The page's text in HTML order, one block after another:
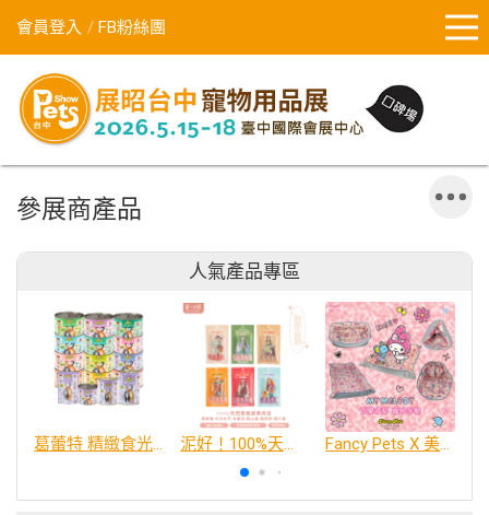
會員登入 FB粉絲團
參展商產品
人氣產品專區
葛蕾特 精緻食光 主食貓罐、貓餐包 泥好！100%天然營養蔬果肉泥 Fancy Pets X 美樂蒂 百變造型寵物睡床墊